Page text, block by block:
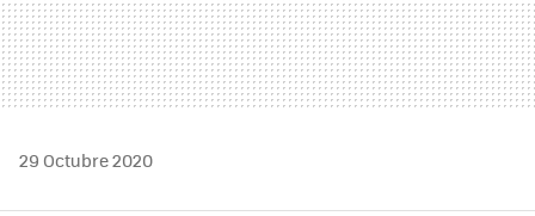
29 Octubre 2020